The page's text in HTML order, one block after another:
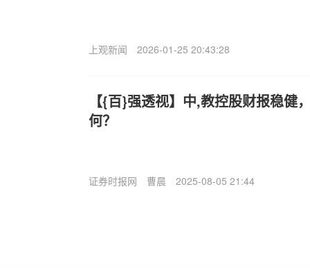
上观新闻 2026-01-25 20:43:28
【{百}强透视】中,教控股财报稳健
何？
证券时报网 曹晨 2025-08-05 21:44